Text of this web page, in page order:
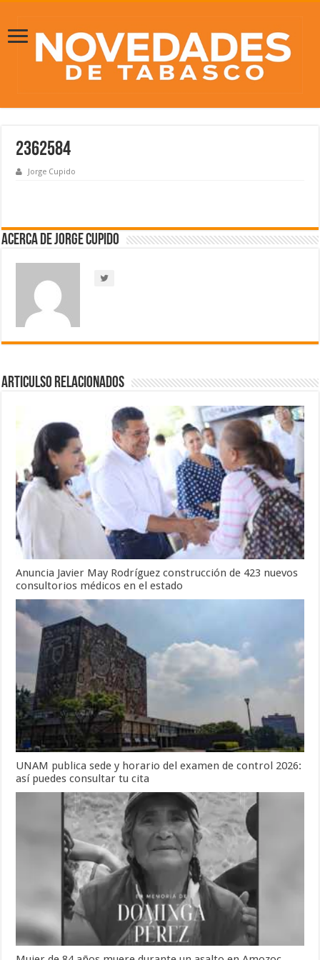
2362584
Jorge Cupido
Acerca de Jorge Cupido
Articulso Relacionados
Anuncia Javier May Rodríguez construcción de 423 nuevos
consultorios médicos en el estado
UNAM publica sede y horario del examen de control 2026:
así puedes consultar tu cita